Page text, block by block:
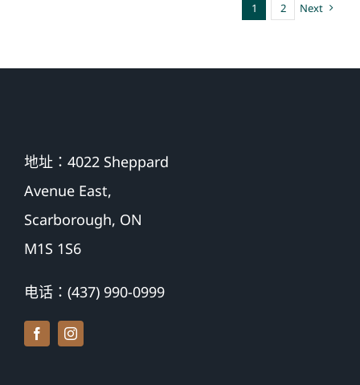
1 2 Next
地址：4022 Sheppard
Avenue East,
Scarborough, ON
M1S 1S6
电话：(437) 990-0999